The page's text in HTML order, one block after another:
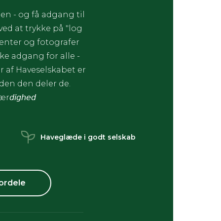
- og få adgang til
at trykke på "log
og fotografer
adgang for alle -
Haveselskabet er
den deler de.
Haveglæde i godt selskab